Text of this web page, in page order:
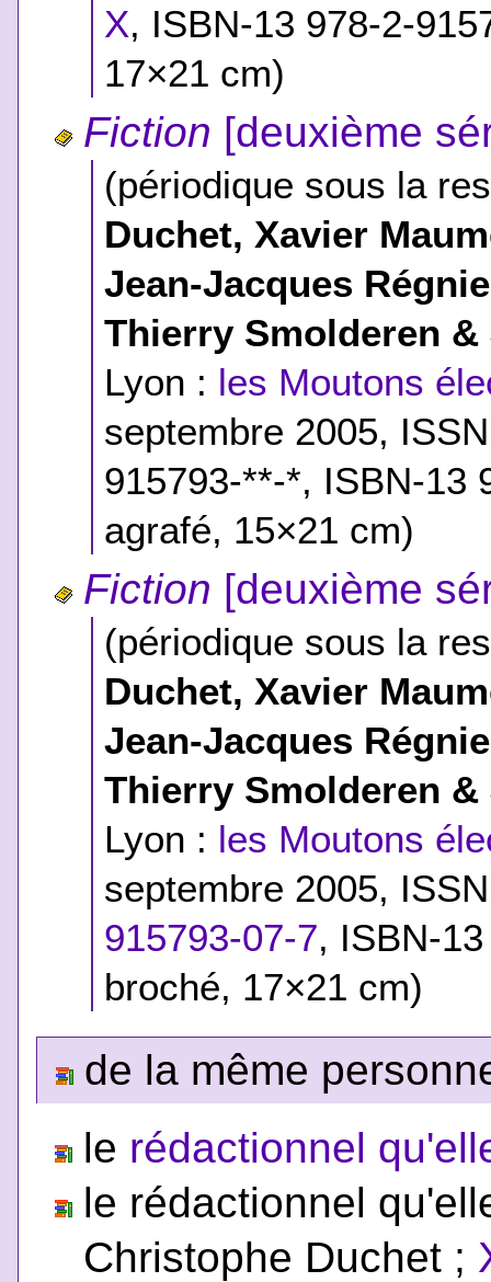
X, ISBN-13 978-2-
17×21 cm)
Fiction [deuxième
(périodique sous la
Duchet, Xavier
Jean-Jacques
Thierry Smolderen &
Lyon : les Moutons
septembre 2005,
915793-**-*, ISBN-13
agrafé, 15×21 cm)
Fiction [deuxième
(périodique sous la
Duchet, Xavier
Jean-Jacques
Thierry Smolderen &
Lyon : les Moutons
septembre 2005,
915793-07-7, ISBN-
broché, 17×21 cm)
de la même
le rédactionnel
le rédactionnel
Christophe Duchet ;